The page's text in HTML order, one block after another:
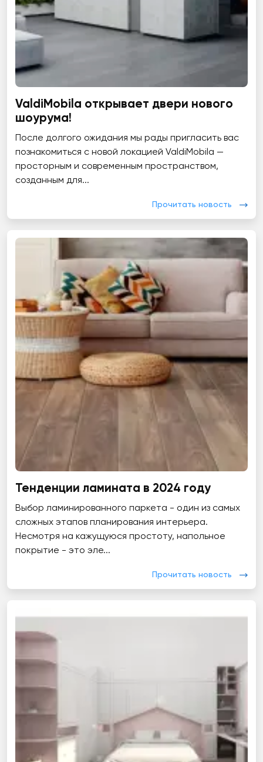
ValdiMobila открывает двери нового
шоурума!
После долгого ожидания мы рады пригласить вас
познакомиться с новой локацией ValdiMobila —
просторным и современным пространством,
созданным для...
Прочитать новость
Тенденции ламината в 2024 году
Выбор ламинированного паркета - один из самых
сложных этапов планирования интерьера.
Несмотря на кажущуюся простоту, напольное
покрытие - это эле...
Прочитать новость